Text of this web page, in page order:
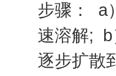
步骤：
a
速溶解; b
逐步扩散